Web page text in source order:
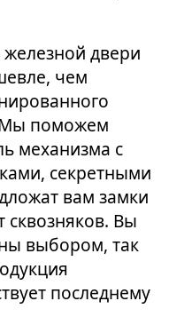
двери
чем
Мы поможем
механизма с
секретными
вам замки
сквозняков. Вы
выбором, так
последнему